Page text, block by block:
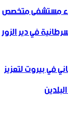
‌‏مستشفى متخصص
في دير الزور
في بيروت لتعزيز